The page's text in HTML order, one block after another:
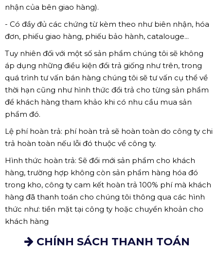
nhận của bên giao hàng).
- Có đầy đủ các chứng từ kèm theo như biên nhận, hóa
đơn, phiếu giao hàng, phiếu bảo hành, catalouge...
Tuy nhiên đối với một số sản phẩm chúng tôi sẽ không
áp dụng những điều kiện đổi trả giống như trên, trong
quá trình tư vấn bán hàng chúng tôi sẽ tư vấn cụ thể về
thời hạn cũng như hình thức đổi trả cho từng sản phẩm
để khách hàng tham khảo khi có nhu cầu mua sản
phẩm đó.
Lệ phí hoàn trả: phí hoàn trả sẽ hoàn toàn do công ty chi
trả hoàn toàn nếu lỗi đó thuộc về công ty.
Hình thức hoàn trả: Sẽ đổi mới sản phẩm cho khách
hàng, trường hợp không còn sản phẩm hàng hóa đó
trong kho, công ty cam kết hoàn trả 100% phí mà khách
hàng đã thanh toán cho chúng tôi thông qua các hình
thức như: tiền mặt tại công ty hoặc chuyển khoản cho
khách hàng
CHÍNH SÁCH THANH TOÁN